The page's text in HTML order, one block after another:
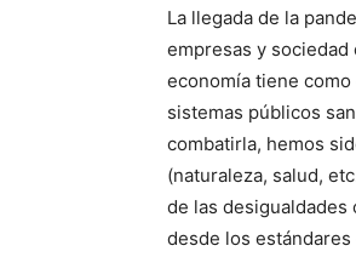
La llegada de la
empresas y
economía tiene
sistemas públicos
combatirla, hemos
(naturaleza, salud,
de las desigualdades
desde los